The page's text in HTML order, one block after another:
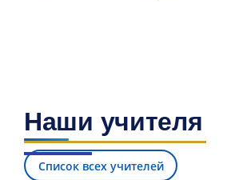
Наши учителя
Список всех учителей